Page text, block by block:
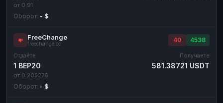
от 0.91
Оборот: - $
FreeChange
freechange.cc
40 4538
Отдаёте
1 BEP20
от 0.205276
Получаете
581.38721 USDT
Оборот: - $